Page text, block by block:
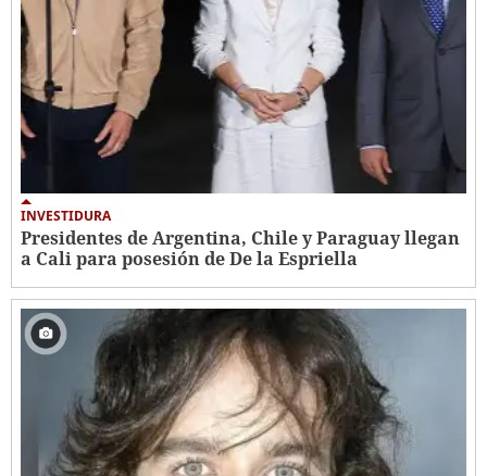
INVESTIDURA
Presidentes de Argentina, Chile y Paraguay llegan
a Cali para posesión de De la Espriella